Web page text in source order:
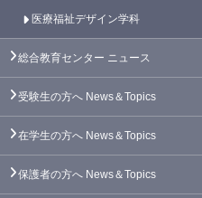
医療福祉デザイン学科
総合教育センター ニュース
受験生の方へ News＆Topics
在学生の方へ News＆Topics
保護者の方へ News＆Topics